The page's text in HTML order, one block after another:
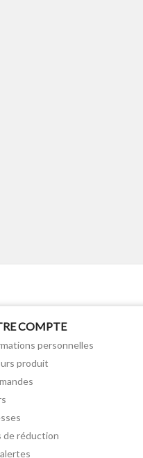
COMPTE
personnelles
produit
de réduction